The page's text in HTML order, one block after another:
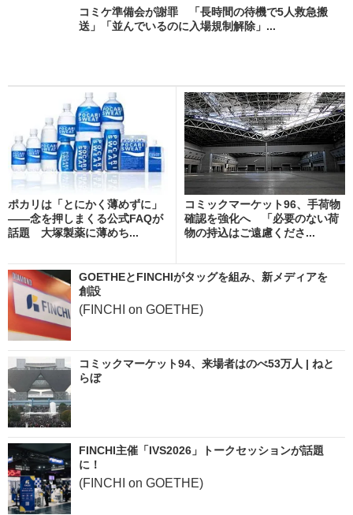
コミケ準備会が謝罪 「長時間の待機で5人救急搬
送」「並んでいるのに入場規制解除」...
ポカリは「とにかく薄めずに」
――念を押しまくる公式FAQが
話題 大塚製薬に薄めち...
コミックマーケット96、手荷物
確認を強化へ 「必要のない荷
物の持込はご遠慮くださ...
GOETHEとFINCHIがタッグを組み、新メディアを
創設
(FINCHI on GOETHE)
コミックマーケット94、来場者はのべ53万人 | ねと
らぼ
FINCHI主催「IVS2026」トークセッションが話題
に！
(FINCHI on GOETHE)